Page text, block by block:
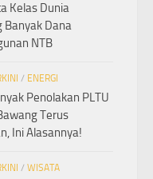
Kelas Dunia
Banyak Dana
NTB
/ ENERGI
Penolakan PLTU
Terus
Ini Alasannya!
/ WISATA